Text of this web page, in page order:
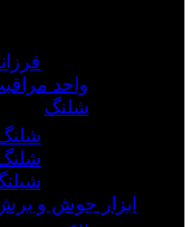
واحد
شلنگ
ابزار جوش و